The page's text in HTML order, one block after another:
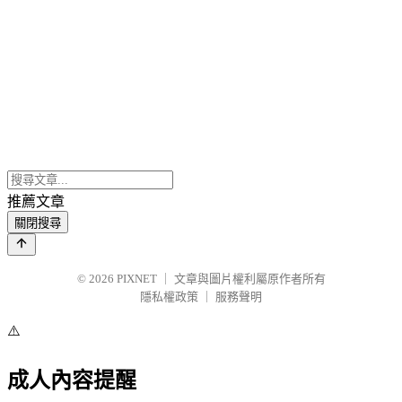
推薦文章
關閉搜尋
© 2026 PIXNET
文章與圖片權利屬原作者所有
隱私權政策
服務聲明
⚠️
成人內容提醒